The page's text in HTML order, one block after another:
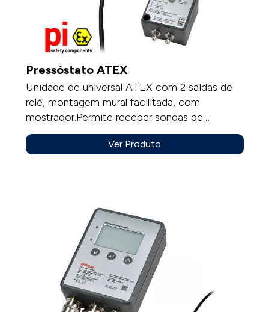
Pressóstato ATEX
Unidade de universal ATEX com 2 saídas de
relé, montagem mural facilitada, com
mostrador.Permite receber sondas de
temperatura, sondas humidade, módulos de
pressão, modulo pressão /caudal com
Ver Produto